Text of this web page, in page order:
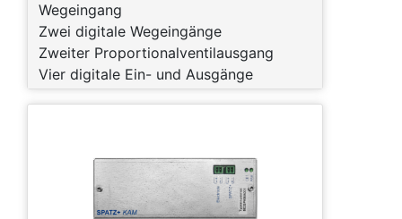
Wegeingang
Zwei digitale Wegeingänge
Zweiter Proportionalventilausgang
Vier digitale Ein- und Ausgänge